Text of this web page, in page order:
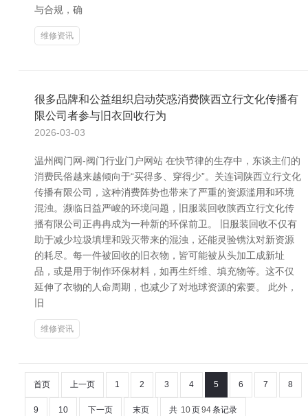
与合规，确
维修资讯
很多品牌和公益组织启动荧惑消费陕西立行文化传播有
限公司者参与旧衣回收行为
2026-03-03
温州阀门网-阀门行业门户网站 在快节律的生存中，东谈主们的
消费民俗越来越倾向于“买得多、穿得少”。关连词陕西立行文化
传播有限公司，这种消费阵势也带来了严重的资源滥用和环境
混浊。濒临日益严峻的环境问题，旧服装回收陕西立行文化传
播有限公司正冉冉成为一种新的环保前卫。 旧服装回收不仅有
助于减少垃圾填埋和毁灭带来的混浊，还能灵验镌汰对新资源
的耗尽。每一件被回收的旧衣物，皆可能被从头加工成新址
品，或是用于制作环保材料，如再生纤维、填充物等。这不仅
延伸了衣物的人命周期，也减少了对地球资源的索要。 此外，
旧
维修资讯
首页 上一页 1 2 3 4 5 6 7 8
9 10 下一页 末页 共 10页94条记录